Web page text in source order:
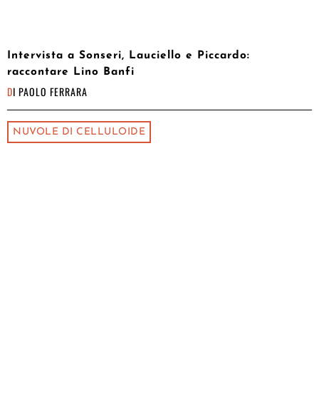
Intervista a Sonseri, Lauciello e Piccardo:
raccontare Lino Banfi
DI PAOLO FERRARA
NUVOLE DI CELLULOIDE